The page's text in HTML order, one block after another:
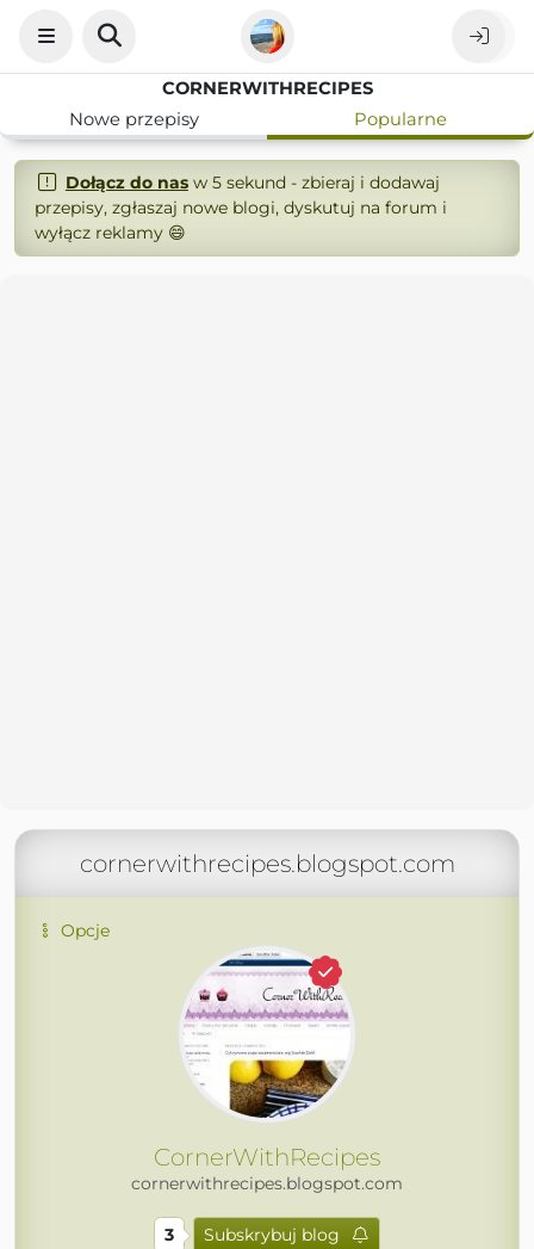
CORNERWITHRECIPES
Nowe przepisy
Popularne
Dołącz do nasw 5 sekund - zbieraj i dodawaj
przepisy, zgłaszaj nowe blogi, dyskutuj na forum i
wyłącz reklamy 😄
cornerwithrecipes.blogspot.com
Opcje
CornerWithRecipes
cornerwithrecipes.blogspot.com
3 Subskrybuj blog